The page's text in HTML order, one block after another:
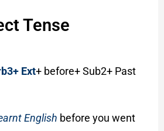
Tense
Ext+ before+ Sub2+ Past
English before you went